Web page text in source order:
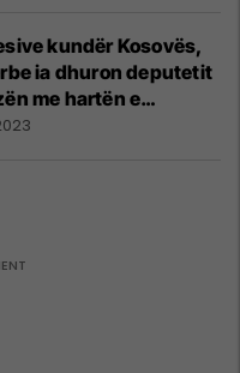
kundër Kosovës,
ia dhuron deputetit
me hartën e
me flamurin e